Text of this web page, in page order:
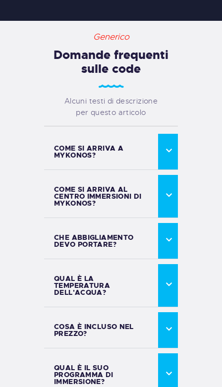
Generico
Domande frequenti
sulle code
Alcuni testi di descrizione
per questo articolo
COME SI ARRIVA A
MYKONOS?
COME SI ARRIVA AL
CENTRO IMMERSIONI DI
MYKONOS?
CHE ABBIGLIAMENTO
DEVO PORTARE?
QUAL È LA
TEMPERATURA
DELL'ACQUA?
COSA È INCLUSO NEL
PREZZO?
QUAL È IL SUO
PROGRAMMA DI
IMMERSIONE?